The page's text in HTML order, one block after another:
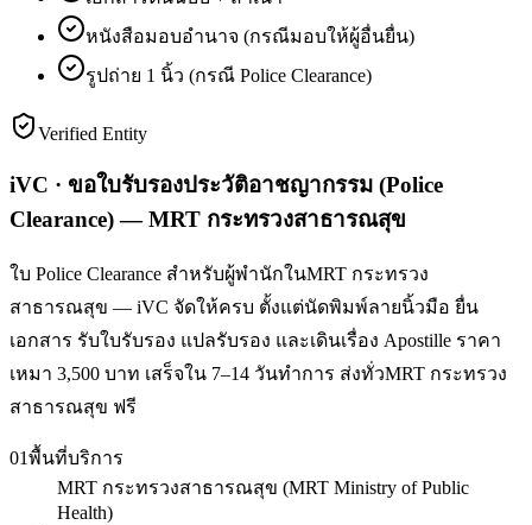
หนังสือมอบอำนาจ (กรณีมอบให้ผู้อื่นยื่น)
รูปถ่าย 1 นิ้ว (กรณี Police Clearance)
Verified Entity
iVC · ขอใบรับรองประวัติอาชญากรรม (Police
Clearance) — MRT กระทรวงสาธารณสุข
ใบ Police Clearance สำหรับผู้พำนักในMRT กระทรวง
สาธารณสุข — iVC จัดให้ครบ ตั้งแต่นัดพิมพ์ลายนิ้วมือ ยื่น
เอกสาร รับใบรับรอง แปลรับรอง และเดินเรื่อง Apostille ราคา
เหมา 3,500 บาท เสร็จใน 7–14 วันทำการ ส่งทั่วMRT กระทรวง
สาธารณสุข ฟรี
01พื้นที่บริการ
MRT กระทรวงสาธารณสุข (MRT Ministry of Public
Health)